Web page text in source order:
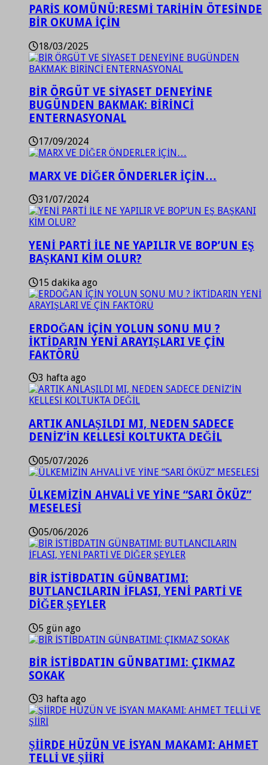
PARİS KOMÜNÜ:RESMİ TARİHİN ÖTESİNDE
BİR OKUMA İÇİN
18/03/2025
BİR ÖRGÜT VE SİYASET DENEYİNE
BUGÜNDEN BAKMAK: BİRİNCİ
ENTERNASYONAL
17/09/2024
MARX VE DİĞER ÖNDERLER İÇİN…
31/07/2024
YENİ PARTİ İLE NE YAPILIR VE BOP’UN EŞ
BAŞKANI KİM OLUR?
15 dakika ago
ERDOĞAN İÇİN YOLUN SONU MU ?
İKTİDARIN YENİ ARAYIŞLARI VE ÇİN
FAKTÖRÜ
3 hafta ago
ARTIK ANLAŞILDI MI, NEDEN SADECE
DENİZ’İN KELLESİ KOLTUKTA DEĞİL
05/07/2026
ÜLKEMİZİN AHVALİ VE YİNE “SARI ÖKÜZ”
MESELESİ
05/06/2026
BİR İSTİBDATIN GÜNBATIMI:
BUTLANCILARIN İFLASI, YENİ PARTİ VE
DİĞER ŞEYLER
5 gün ago
BİR İSTİBDATIN GÜNBATIMI: ÇIKMAZ
SOKAK
3 hafta ago
ŞİİRDE HÜZÜN VE İSYAN MAKAMI: AHMET
TELLİ VE ŞİİRİ